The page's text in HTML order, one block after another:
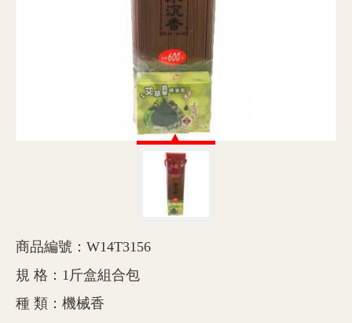
商品編號：W14T3156
規 格：1斤盒組合包
種 類：機械香